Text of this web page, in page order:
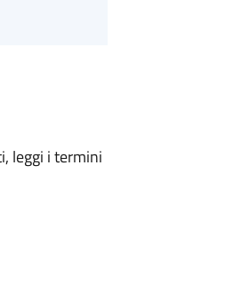
leggi i termini